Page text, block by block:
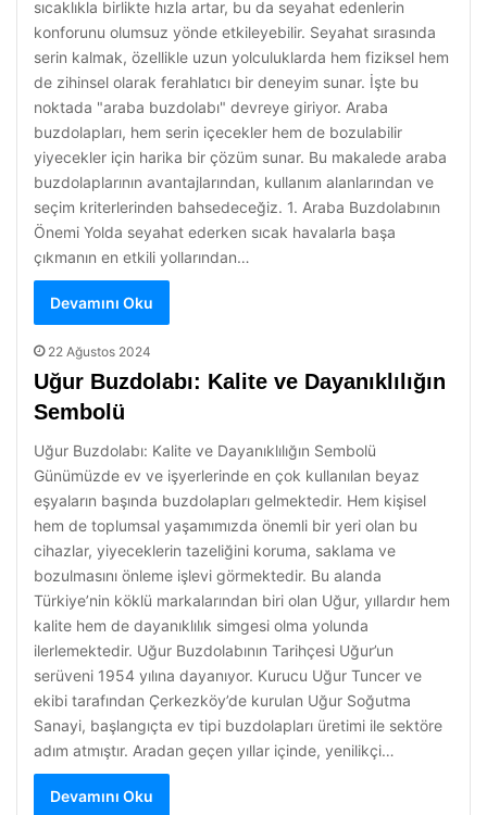
sıcaklıkla birlikte hızla artar, bu da seyahat edenlerin
konforunu olumsuz yönde etkileyebilir. Seyahat sırasında
serin kalmak, özellikle uzun yolculuklarda hem fiziksel hem
de zihinsel olarak ferahlatıcı bir deneyim sunar. İşte bu
noktada "araba buzdolabı" devreye giriyor. Araba
buzdolapları, hem serin içecekler hem de bozulabilir
yiyecekler için harika bir çözüm sunar. Bu makalede araba
buzdolaplarının avantajlarından, kullanım alanlarından ve
seçim kriterlerinden bahsedeceğiz. 1. Araba Buzdolabının
Önemi Yolda seyahat ederken sıcak havalarla başa
çıkmanın en etkili yollarından…
Devamını Oku
22 Ağustos 2024
Uğur Buzdolabı: Kalite ve Dayanıklılığın
Sembolü
Uğur Buzdolabı: Kalite ve Dayanıklılığın Sembolü
Günümüzde ev ve işyerlerinde en çok kullanılan beyaz
eşyaların başında buzdolapları gelmektedir. Hem kişisel
hem de toplumsal yaşamımızda önemli bir yeri olan bu
cihazlar, yiyeceklerin tazeliğini koruma, saklama ve
bozulmasını önleme işlevi görmektedir. Bu alanda
Türkiye’nin köklü markalarından biri olan Uğur, yıllardır hem
kalite hem de dayanıklılık simgesi olma yolunda
ilerlemektedir. Uğur Buzdolabının Tarihçesi Uğur’un
serüveni 1954 yılına dayanıyor. Kurucu Uğur Tuncer ve
ekibi tarafından Çerkezköy’de kurulan Uğur Soğutma
Sanayi, başlangıçta ev tipi buzdolapları üretimi ile sektöre
adım atmıştır. Aradan geçen yıllar içinde, yenilikçi…
Devamını Oku